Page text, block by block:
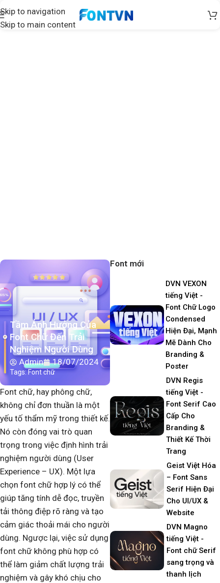
Skip to navigation
Skip to main content
Tầm Ảnh Hưởng Của
Font Chữ Đến Trải
Nghiệm Người Dùng
Admin 18/07/2024
Tags:Font chữ
Font chữ, hay phông chữ,
không chỉ đơn thuần là một
yếu tố thẩm mỹ trong thiết kế.
Nó còn đóng vai trò quan
trọng trong việc định hình trải
nghiệm người dùng (User
Experience – UX). Một lựa
chọn font chữ hợp lý có thể
giúp tăng tính dễ đọc, truyền
tải thông điệp rõ ràng và tạo
cảm giác thoải mái cho người
dùng. Ngược lại, việc sử dụng
font chữ không phù hợp có
thể làm giảm chất lượng trải
nghiệm và gây khó chịu cho
Font mới
DVN VEXON
tiếng Việt -
Font Chữ Logo
Condensed
Hiện Đại, Mạnh
Mẽ Dành Cho
Branding &
Poster
DVN Regis
tiếng Việt -
Font Serif Cao
Cấp Cho
Branding &
Thiết Kế Thời
Trang
Geist Việt Hóa
– Font Sans
Serif Hiện Đại
Cho UI/UX &
Website
DVN Magno
tiếng Việt -
Font chữ Serif
sang trọng và
thanh lịch